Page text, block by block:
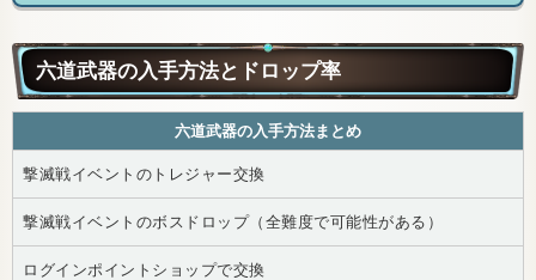
六道武器の入手方法とドロップ率
六道武器の入手方法まとめ
撃滅戦イベントのトレジャー交換
撃滅戦イベントのボスドロップ（全難度で可能性がある）
ログインポイントショップで交換